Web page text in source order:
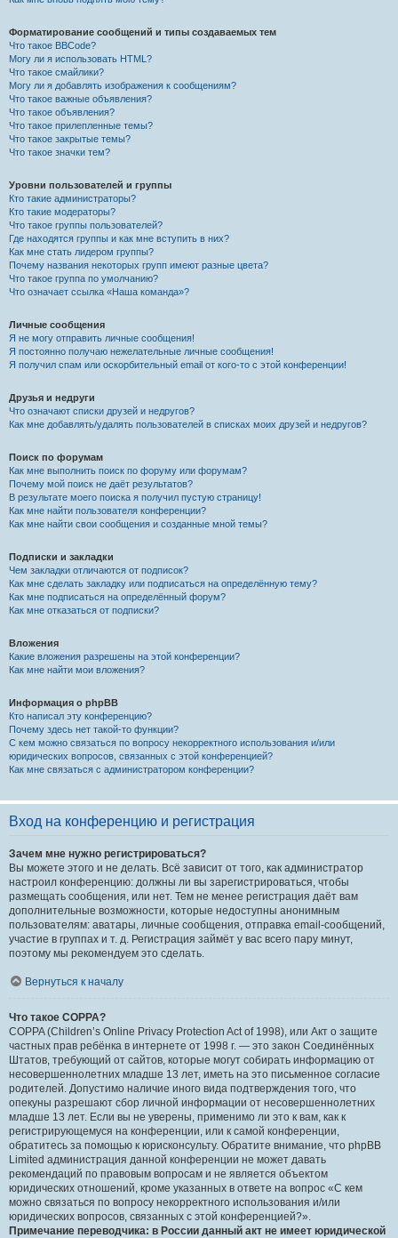
Форматирование сообщений и типы создаваемых тем
Что такое BBCode?
Могу ли я использовать HTML?
Что такое смайлики?
Могу ли я добавлять изображения к сообщениям?
Что такое важные объявления?
Что такое объявления?
Что такое прилепленные темы?
Что такое закрытые темы?
Что такое значки тем?
Уровни пользователей и группы
Кто такие администраторы?
Кто такие модераторы?
Что такое группы пользователей?
Где находятся группы и как мне вступить в них?
Как мне стать лидером группы?
Почему названия некоторых групп имеют разные цвета?
Что такое группа по умолчанию?
Что означает ссылка «Наша команда»?
Личные сообщения
Я не могу отправить личные сообщения!
Я постоянно получаю нежелательные личные сообщения!
Я получил спам или оскорбительный email от кого-то с этой конференции!
Друзья и недруги
Что означают списки друзей и недругов?
Как мне добавлять/удалять пользователей в списках моих друзей и недругов?
Поиск по форумам
Как мне выполнить поиск по форуму или форумам?
Почему мой поиск не даёт результатов?
В результате моего поиска я получил пустую страницу!
Как мне найти пользователя конференции?
Как мне найти свои сообщения и созданные мной темы?
Подписки и закладки
Чем закладки отличаются от подписок?
Как мне сделать закладку или подписаться на определённую тему?
Как мне подписаться на определённый форум?
Как мне отказаться от подписки?
Вложения
Какие вложения разрешены на этой конференции?
Как мне найти мои вложения?
Информация о phpBB
Кто написал эту конференцию?
Почему здесь нет такой-то функции?
С кем можно связаться по вопросу некорректного использования и/или
юридических вопросов, связанных с этой конференцией?
Как мне связаться с администратором конференции?
Вход на конференцию и регистрация
Зачем мне нужно регистрироваться?
Вы можете этого и не делать. Всё зависит от того, как администратор
настроил конференцию: должны ли вы зарегистрироваться, чтобы
размещать сообщения, или нет. Тем не менее регистрация даёт вам
дополнительные возможности, которые недоступны анонимным
пользователям: аватары, личные сообщения, отправка email-сообщений,
участие в группах и т. д. Регистрация займёт у вас всего пару минут,
поэтому мы рекомендуем это сделать.
Вернуться к началу
Что такое COPPA?
COPPA (Children’s Online Privacy Protection Act of 1998), или Акт о защите
частных прав ребёнка в интернете от 1998 г. — это закон Соединённых
Штатов, требующий от сайтов, которые могут собирать информацию от
несовершеннолетних младше 13 лет, иметь на это письменное согласие
родителей. Допустимо наличие иного вида подтверждения того, что
опекуны разрешают сбор личной информации от несовершеннолетних
младше 13 лет. Если вы не уверены, применимо ли это к вам, как к
регистрирующемуся на конференции, или к самой конференции,
обратитесь за помощью к юрисконсульту. Обратите внимание, что phpBB
Limited администрация данной конференции не может давать
рекомендаций по правовым вопросам и не является объектом
юридических отношений, кроме указанных в ответе на вопрос «С кем
можно связаться по вопросу некорректного использования и/или
юридических вопросов, связанных с этой конференцией?».
Примечание переводчика: в России данный акт не имеет юридической